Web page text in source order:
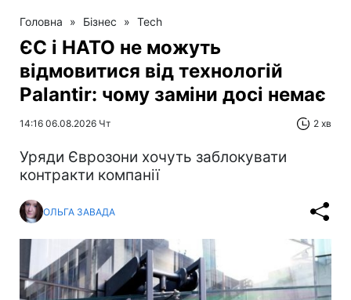
Головна » Бізнес » Tech
ЄС і НАТО не можуть
відмовитися від технологій
Palantir: чому заміни досі немає
14:16 06.08.2026 Чт 2 хв
Уряди Єврозони хочуть заблокувати
контракти компанії
ОЛЬГА ЗАВАДА